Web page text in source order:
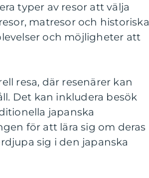
typer av resor att välja
matresor och historiska
och möjligheter att
resa, där resenärer kan
Det kan inkludera besök
japanska
för att lära sig om deras
sig i den japanska